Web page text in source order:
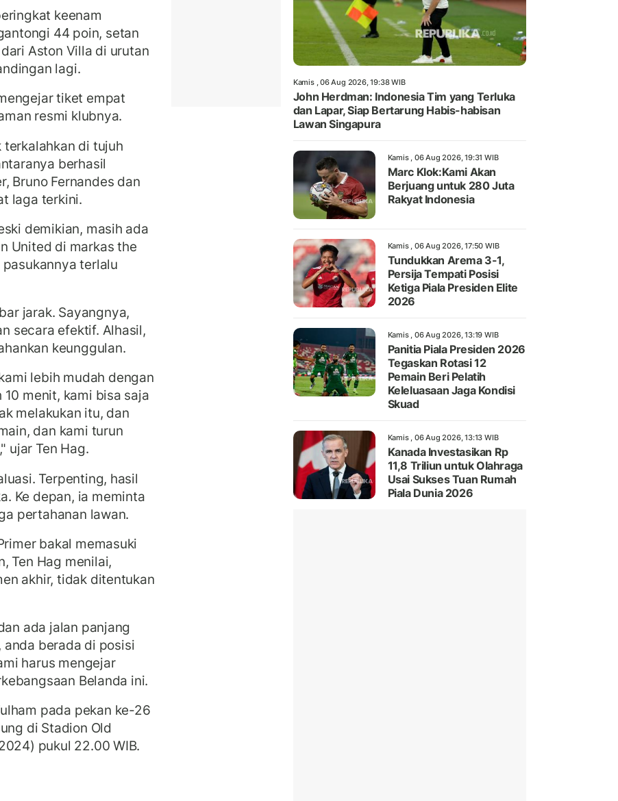
keenam
44 poin, setan
Aston Villa di urutan
lagi.
tiket empat
resmi klubnya.
terkalahkan di tujuh
berhasil
Bruno Fernandes dan
laga terkini.
demikian, masih ada
United di markas the
terlalu
jarak. Sayangnya,
secara efektif. Alhasil,
keunggulan.
lebih mudah dengan
menit, kami bisa saja
melakukan itu, dan
dan kami turun
ujar Ten Hag.
Terpenting, hasil
Ke depan, ia meminta
pertahanan lawan.
bakal memasuki
Ten Hag menilai,
akhir, tidak ditentukan
ada jalan panjang
berada di posisi
harus mengejar
Belanda ini.
pada pekan ke-26
di Stadion Old
pukul 22.00 WIB.
Kamis , 06 Aug 2026, 19:38 WIB
John Herdman: Indonesia Tim yang Terluka
dan Lapar, Siap Bertarung Habis-habisan
Lawan Singapura
Kamis , 06 Aug 2026, 19:31 WIB
Marc Klok:Kami Akan
Berjuang untuk 280 Juta
Rakyat Indonesia
Kamis , 06 Aug 2026, 17:50 WIB
Tundukkan Arema 3-1,
Persija Tempati Posisi
Ketiga Piala Presiden Elite
2026
Kamis , 06 Aug 2026, 13:19 WIB
Panitia Piala Presiden 2026
Tegaskan Rotasi 12
Pemain Beri Pelatih
Keleluasaan Jaga Kondisi
Skuad
Kamis , 06 Aug 2026, 13:13 WIB
Kanada Investasikan Rp
11,8 Triliun untuk Olahraga
Usai Sukses Tuan Rumah
Piala Dunia 2026